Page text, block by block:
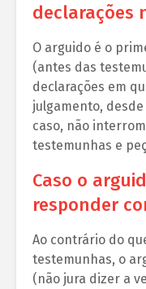
declarações
O arguido é o
(antes das
declarações em
julgamento,
caso, não
testemunhas e
Caso o
responder
Ao contrário do
testemunhas, o
(não jura dizer a